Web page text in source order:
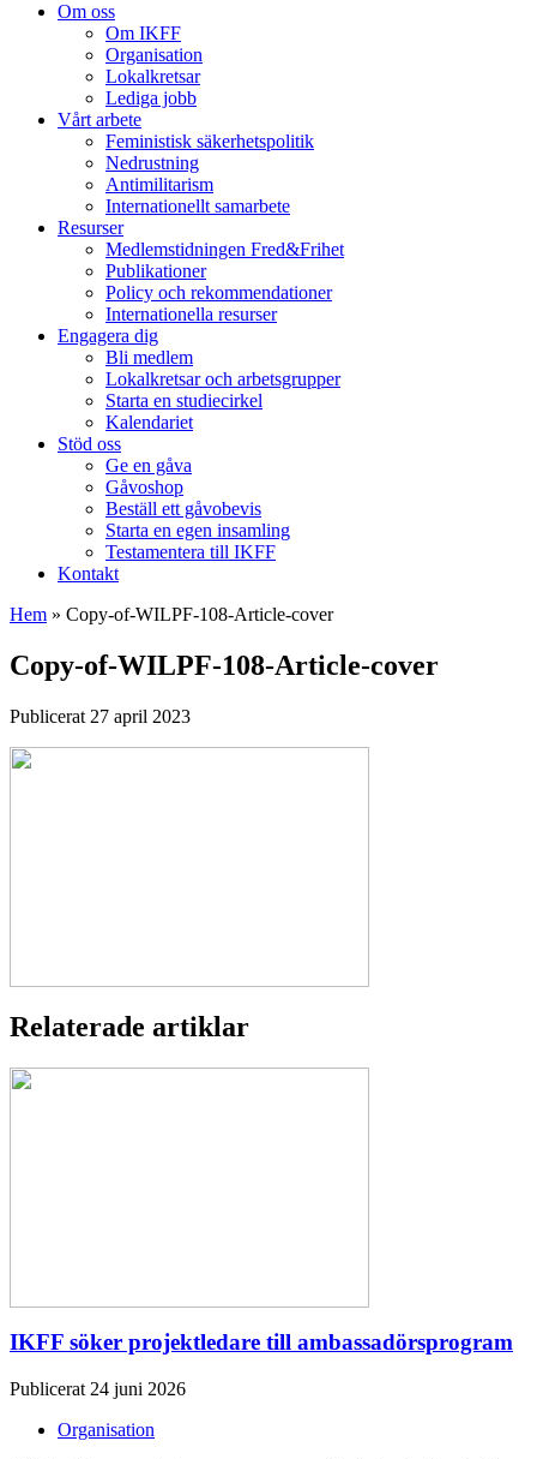
Om oss
Om IKFF
Organisation
Lokalkretsar
Lediga jobb
Vårt arbete
Feministisk säkerhetspolitik
Nedrustning
Antimilitarism
Internationellt samarbete
Resurser
Medlemstidningen Fred&Frihet
Publikationer
Policy och rekommendationer
Internationella resurser
Engagera dig
Bli medlem
Lokalkretsar och arbetsgrupper
Starta en studiecirkel
Kalendariet
Stöd oss
Ge en gåva
Gåvoshop
Beställ ett gåvobevis
Starta en egen insamling
Testamentera till IKFF
Kontakt
Hem » Copy-of-WILPF-108-Article-cover
Copy-of-WILPF-108-Article-cover
Publicerat 27 april 2023
Relaterade artiklar
IKFF söker projektledare till ambassadörsprogram
Publicerat 24 juni 2026
Organisation